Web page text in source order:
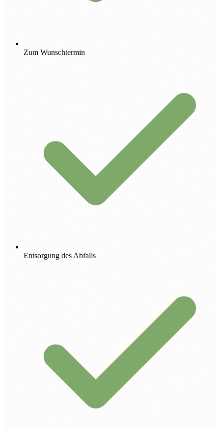
Zum Wunschtermin
Entsorgung des Abfalls